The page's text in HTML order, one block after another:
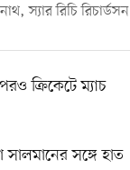
স্যার রিচি রিচার্ডসন
ক্রিকেটে ম্যাচ
সঙ্গে হাত